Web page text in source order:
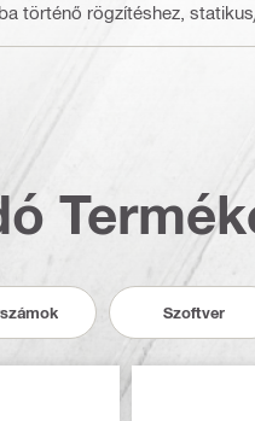
történő rögzítéshez,
Szoftver